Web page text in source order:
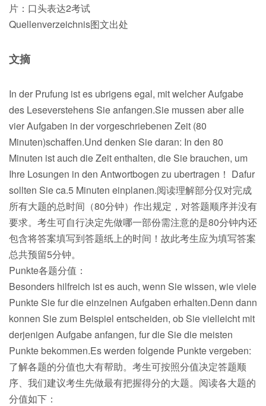
片：口头表达2考试
Quellenverzeichnis图文出处
文摘
In der Prufung ist es ubrigens egal, mit welcher Aufgabe
des Leseverstehens Sie anfangen.Sie mussen aber alle
vier Aufgaben in der vorgeschriebenen Zeit (80
Minuten)schaffen.Und denken Sie daran: In den 80
Minuten ist auch die Zeit enthalten, die Sie brauchen, um
Ihre Losungen in den Antwortbogen zu ubertragen！ Dafur
sollten Sie ca.5 Minuten einplanen.阅读理解部分仅对完成
所有大题的总时间（80分钟）作出规定，对答题顺序并没有
要求。考生可自行决定先做哪一部份需注意的是80分钟内还
包含将答案填写到答题纸上的时间！故此考生应为填写答案
总共预留5分钟。
Punkte各题分值：
Besonders hilfreich ist es auch, wenn Sie wissen, wie viele
Punkte Sie fur die einzelnen Aufgaben erhalten.Denn dann
konnen Sie zum Beispiel entscheiden, ob Sie vielleicht mit
derjenigen Aufgabe anfangen, fur die Sie die meisten
Punkte bekommen.Es werden folgende Punkte vergeben:
了解各题的分值也大有帮助。考生可按照分值决定答题顺
序、我们建议考生先做最有把握得分的大题。阅读各大题的
分值如下：